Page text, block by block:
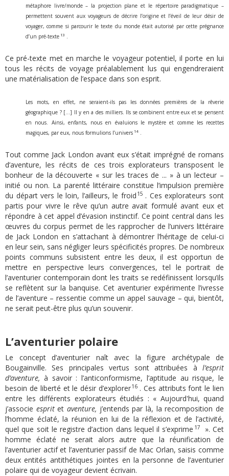
métaphore livre/monde – la projection plane et le répertoire paradigmatique –
permettent souvent aux voyageurs de décrire l’origine et l’éveil de leur désir de
voyager, comme si parcourir le texte du monde était autorisé par cette prégnance
d’un pré-texte13 .
Ce pré-texte met en marche le voyageur potentiel, il porte en lui
tous les récits de voyage préalablement lus qui engendreraient
une matérialisation de l’espace dans son esprit.
Les mots, en effet, ne seraient-ils pas les données premières de la rêverie
géographique ? [...] Il y en a des milliers. Ils se combinent entre eux et se pensent
en nous. Ainsi, enfants, nous en évaluions le mystère et comme les recettes
magiques, par eux, nous formulions l’univers14 .
Tout comme Jack London avant eux s’était imprégné de romans
d’aventure, les récits de ces trois explorateurs transposent le
bonheur de la découverte « sur les traces de ... » à un lecteur –
initié ou non. La parenté littéraire constitue l’impulsion première
du départ vers le loin, l’ailleurs, le froid15 . Ces explorateurs sont
partis pour vivre le rêve qu’un autre avait formulé avant eux et
répondre à cet appel d’évasion instinctif. Ce point central dans les
œuvres du corpus permet de les rapprocher de l’univers littéraire
de Jack London en s’attachant à démontrer l’héritage de celui-ci
en leur sein, sans négliger leurs spécificités propres. De nombreux
points communs subsistent entre les deux, il est opportun de
mettre en perspective leurs convergences, tel le portrait de
l’aventurier contemporain dont les traits se redéfinissent lorsqu’ils
se reflètent sur la banquise. Cet aventurier expérimente l’ivresse
de l’aventure – ressentie comme un appel sauvage – qui, bientôt,
ne serait peut-être plus qu’un souvenir.
L’aventurier polaire
Le concept d’aventurier naît avec la figure archétypale de
Bougainville. Ses principales vertus sont attribuées à l’esprit
d’aventure, à savoir : l’anticonformisme, l’aptitude au risque, le
besoin de liberté et le désir d’explorer16 . Ces attributs font le lien
entre les différents explorateurs étudiés : « Aujourd'hui, quand
j’associe espritetaventure, j’entends par là, la recomposition de
l’homme éclaté, la réunion en lui de la réflexion et de l’activité,
quel que soit le registre d’action dans lequel il s’exprime17
». Cet
homme éclaté ne serait alors autre que la réunification de
l’aventurier actif et l’aventurier passif de Mac Orlan, saisis comme
deux entités antithétiques jointes en la personne de l’aventurier
polaire qui de voyageur devient écrivain.